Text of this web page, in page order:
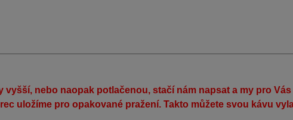
vyšší, nebo naopak potlačenou, stačí nám napsat a my pro
uložíme pro opakované pražení. Takto můžete svou kávu